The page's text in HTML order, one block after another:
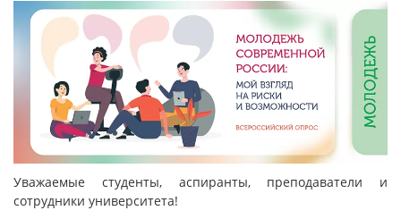
Уважаемые студенты, аспиранты, преподаватели и
сотрудники университета!